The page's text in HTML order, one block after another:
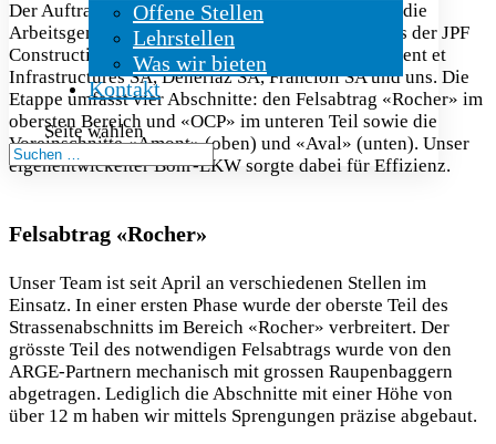
Offene Stellen
Lehrstellen
Was wir bieten
Kontakt
Seite wählen
Der Auftrag für diese Etappe des Ausbaus ging an die
Arbeitsgemeinschaft «Du Château», bestehend aus der JPF
Construction SA, Infra Tunnel SA, Dénériaz Bâtiment et
Infrastructures SA, Dénériaz SA, Francioli SA und uns. Die
Etappe umfasst vier Abschnitte: den Felsabtrag «Rocher» im
obersten Bereich und «OCP» im unteren Teil sowie die
Voreinschnitte «Amont» (oben) und «Aval» (unten). Unser
eigenentwickelter Bohr-LKW sorgte dabei für Effizienz.
Felsabtrag «Rocher»
Unser Team ist seit April an verschiedenen Stellen im
Einsatz. In einer ersten Phase wurde der oberste Teil des
Strassenabschnitts im Bereich «Rocher» verbreitert. Der
grösste Teil des notwendigen Felsabtrags wurde von den
ARGE-Partnern mechanisch mit grossen Raupenbaggern
abgetragen. Lediglich die Abschnitte mit einer Höhe von
über 12 m haben wir mittels Sprengungen präzise abgebaut.